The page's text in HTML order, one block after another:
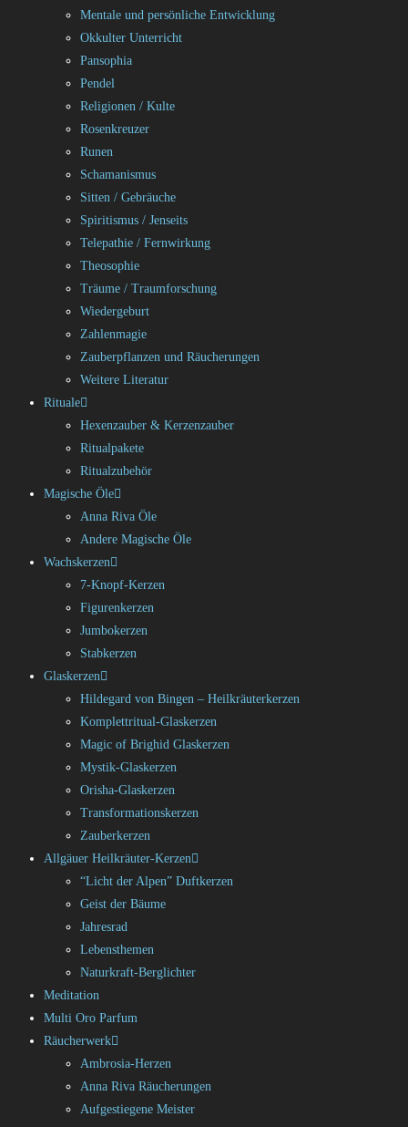
Mentale und persönliche Entwicklung
Okkulter Unterricht
Pansophia
Pendel
Religionen / Kulte
Rosenkreuzer
Runen
Schamanismus
Sitten / Gebräuche
Spiritismus / Jenseits
Telepathie / Fernwirkung
Theosophie
Träume / Traumforschung
Wiedergeburt
Zahlenmagie
Zauberpflanzen und Räucherungen
Weitere Literatur
Rituale
Hexenzauber & Kerzenzauber
Ritualpakete
Ritualzubehör
Magische Öle
Anna Riva Öle
Andere Magische Öle
Wachskerzen
7-Knopf-Kerzen
Figurenkerzen
Jumbokerzen
Stabkerzen
Glaskerzen
Hildegard von Bingen – Heilkräuterkerzen
Komplettritual-Glaskerzen
Magic of Brighid Glaskerzen
Mystik-Glaskerzen
Orisha-Glaskerzen
Transformationskerzen
Zauberkerzen
Allgäuer Heilkräuter-Kerzen
“Licht der Alpen” Duftkerzen
Geist der Bäume
Jahresrad
Lebensthemen
Naturkraft-Berglichter
Meditation
Multi Oro Parfum
Räucherwerk
Ambrosia-Herzen
Anna Riva Räucherungen
Aufgestiegene Meister